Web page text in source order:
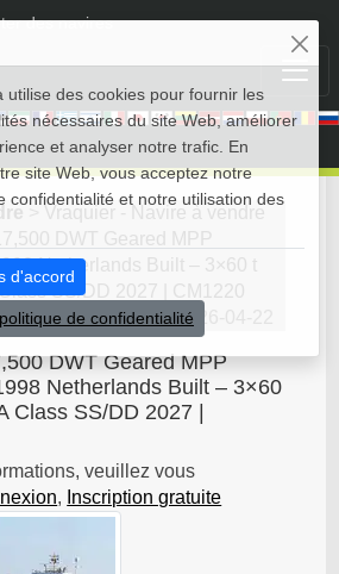
des navires
Vraquier - Navire à vendre
DWT Geared MPP
Netherlands Built – 3×60 t
SS/DD 2027 | CM1220
2026-04-22
DWT Geared MPP
Netherlands Built – 3×60
Class SS/DD 2027 |
veuillez vous
, Inscription gratuite
utilise des cookies pour fournir les
nécessaires du site Web, améliorer
et analyser notre trafic. En
site Web, vous acceptez notre
confidentialité et notre utilisation des
d'accord
de confidentialité